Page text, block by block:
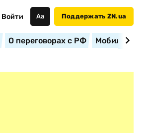
Войти Аа Поддержать ZN.ua
О переговорах с РФ